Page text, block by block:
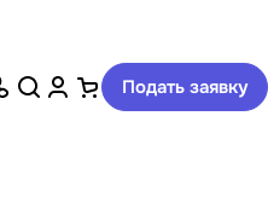
Подать заявку